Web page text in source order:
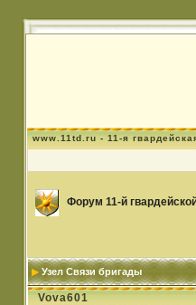
www.11td.ru - 11-я
Форум 11-й
Узел Связи бригады
Vova601